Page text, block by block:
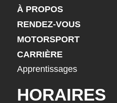
À PROPOS
RENDEZ-VOUS
MOTORSPORT
CARRIÈRE
Apprentissages
HORAIRES